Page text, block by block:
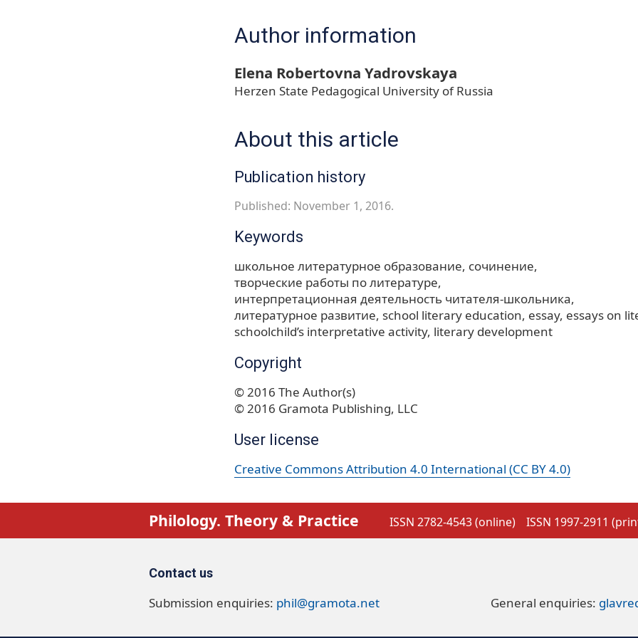
Author information
Elena Robertovna Yadrovskaya
Herzen State Pedagogical University of Russia
About this article
Publication history
Published: November 1, 2016.
Keywords
школьное литературное образование сочинение
творческие работы по литературе
интерпретационная деятельность читателя-школьника
литературное развитие school literary education essay essays on
schoolchild’s interpretative activity literary development
Copyright
© 2016 The Author(s)
© 2016 Gramota Publishing, LLC
User license
Creative Commons Attribution 4.0 International (CC BY 4.0)
Philology. Theory & Practice ISSN 2782-4543 (online) ISSN 1997-2911
Contact us
Submission enquiries: phil@gramota.net General enquiries: